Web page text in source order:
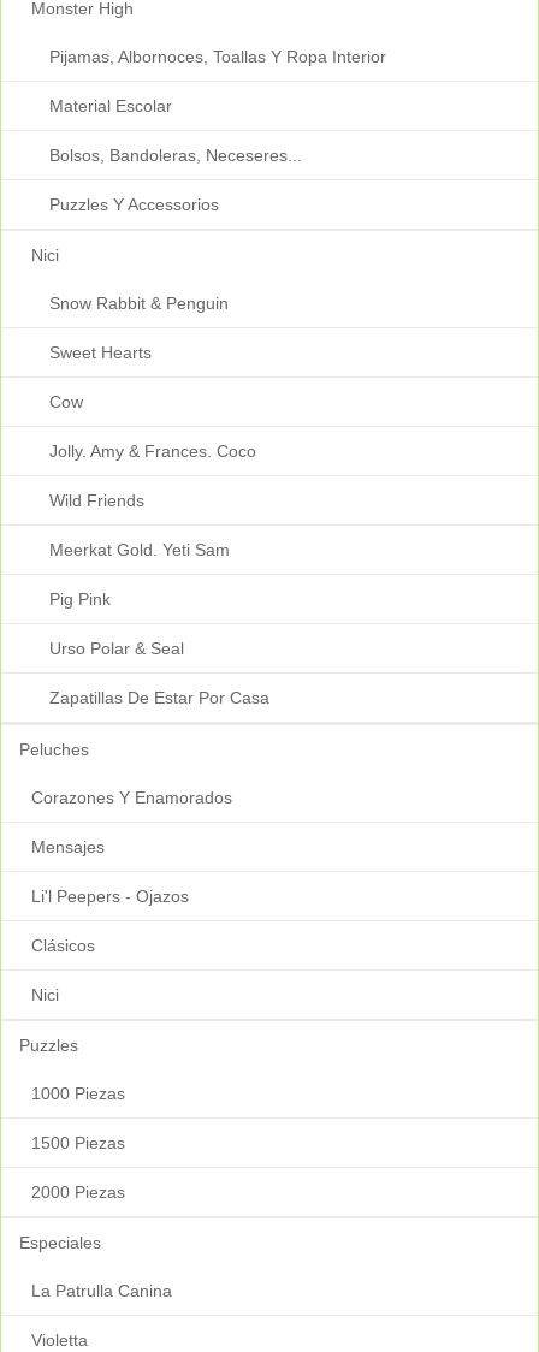
Monster High
Pijamas, Albornoces, Toallas Y Ropa Interior
Material Escolar
Bolsos, Bandoleras, Neceseres...
Puzzles Y Accessorios
Nici
Snow Rabbit & Penguin
Sweet Hearts
Cow
Jolly. Amy & Frances. Coco
Wild Friends
Meerkat Gold. Yeti Sam
Pig Pink
Urso Polar & Seal
Zapatillas De Estar Por Casa
Peluches
Corazones Y Enamorados
Mensajes
Li'l Peepers - Ojazos
Clásicos
Nici
Puzzles
1000 Piezas
1500 Piezas
2000 Piezas
Especiales
La Patrulla Canina
Violetta